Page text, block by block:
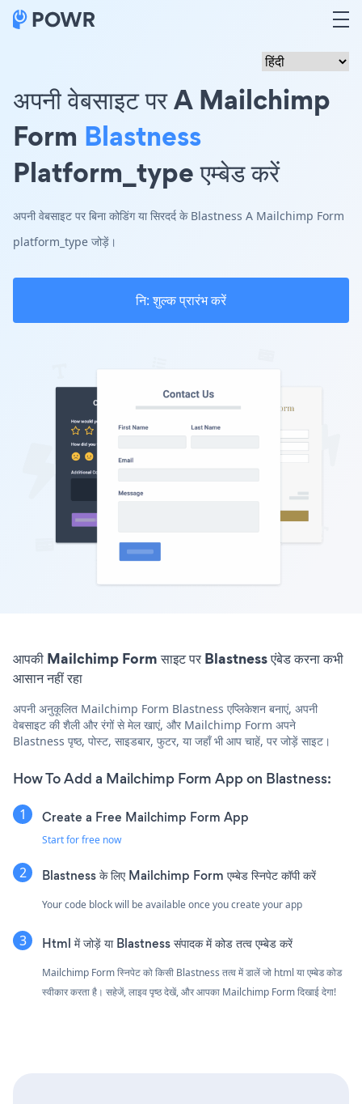
अपनी वेबसाइट पर A Mailchimp
Form Blastness
Platform_type एम्बेड करें
अपनी वेबसाइट पर बिना कोडिंग या सिरदर्द के Blastness A Mailchimp Form
platform_type जोड़ें।
नि: शुल्क प्रारंभ करें
आपकी Mailchimp Form साइट पर Blastness एंबेड करना कभी
आसान नहीं रहा
अपनी अनुकूलित Mailchimp Form Blastness एप्लिकेशन बनाएं, अपनी
वेबसाइट की शैली और रंगों से मेल खाएं, और Mailchimp Form अपने
Blastness पृष्ठ, पोस्ट, साइडबार, फुटर, या जहाँ भी आप चाहें, पर जोड़ें साइट।
How To Add a Mailchimp Form App on Blastness:
Create a Free Mailchimp Form App
Start for free now
Blastness के लिए Mailchimp Form एम्बेड स्निपेट कॉपी करें
Your code block will be available once you create your app
Html में जोड़ें या Blastness संपादक में कोड तत्व एम्बेड करें
Mailchimp Form स्निपेट को किसी Blastness तत्व में डालें जो html या एम्बेड कोड
स्वीकार करता है। सहेजें, लाइव पृष्ठ देखें, और आपका Mailchimp Form दिखाई देगा!